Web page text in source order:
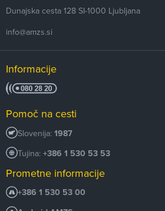
Dunajska cesta 128 SI-1000 Ljubljana
info@amzs.si
Informacije
Pomoč na cesti
Slovenija: 1987
Tujina: +386 1 530 53 53
Prometne informacije
+386 1 530 53 00